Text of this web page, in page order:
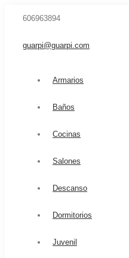
606963894
guarpi@guarpi.com
Armarios
Baños
Cocinas
Salones
Descanso
Dormitorios
Juvenil